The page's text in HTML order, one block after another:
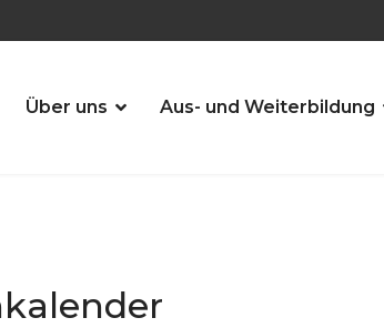
Über uns Aus- und Weiterbildung